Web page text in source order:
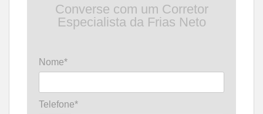
Converse com um Corretor
Especialista da Frias Neto
Nome*
Telefone*